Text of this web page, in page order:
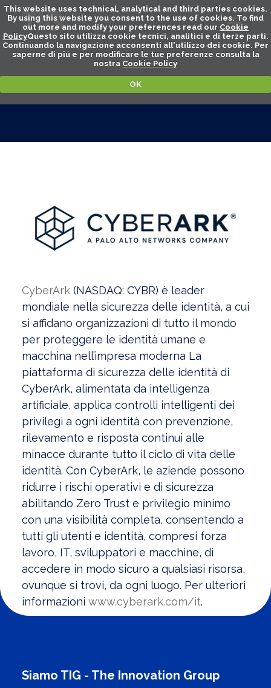
This website uses technical, analytical and third parties cookies.
By using this website you consent to the use of cookies. To find
out more and modify your preferences read our Cookie
PolicyQuesto sito utilizza cookie tecnici, analitici e di terze parti.
Continuando la navigazione acconsenti all'utilizzo dei cookie. Per
saperne di piú e per modificare le tue preferenze consulta la
nostra Cookie Policy
OK
CyberArk (NASDAQ: CYBR) è leader
mondiale nella sicurezza delle identità, a cui
si affidano organizzazioni di tutto il mondo
per proteggere le identità umane e
macchina nell’impresa moderna La
piattaforma di sicurezza delle identità di
CyberArk, alimentata da intelligenza
artificiale, applica controlli intelligenti dei
privilegi a ogni identità con prevenzione,
rilevamento e risposta continui alle
minacce durante tutto il ciclo di vita delle
identità. Con CyberArk, le aziende possono
ridurre i rischi operativi e di sicurezza
abilitando Zero Trust e privilegio minimo
con una visibilità completa, consentendo a
tutti gli utenti e identità, compresi forza
lavoro, IT, sviluppatori e macchine, di
accedere in modo sicuro a qualsiasi risorsa,
ovunque si trovi, da ogni luogo. Per ulteriori
informazioni www.cyberark.com/it.
Siamo TIG - The Innovation Group